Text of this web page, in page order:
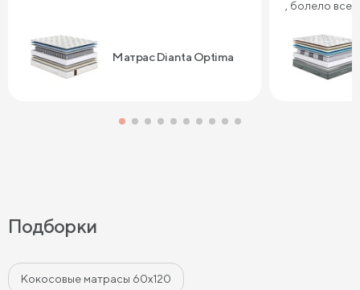
Матрас Dianta Optima
, болело все
Сонум к
дня .
Подборки
Кокосовые матрасы 60х120